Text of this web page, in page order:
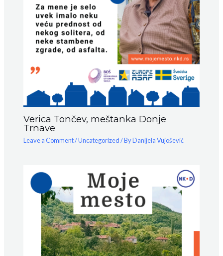
Verica Tončev, meštanka Donje
Trnave
Leave a Comment/Uncategorized/ ByDanijela Vujošević